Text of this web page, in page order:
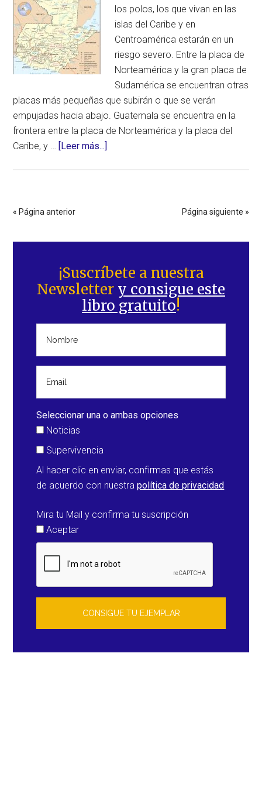
los polos, los que vivan en las
islas del Caribe y en
Centroamérica estarán en un
riesgo severo. Entre la placa de
Norteamérica y la gran placa de
Sudamérica se encuentran otras
placas más pequeñas que subirán o que se verán
empujadas hacia abajo. Guatemala se encuentra en la
frontera entre la placa de Norteamérica y la placa del
Caribe, y … [Leer más...]
los
« Página anterior Página siguiente »
lateral
principal
¡Suscríbete a nuestra
Newsletter y consigue este
libro gratuito!
Seleccionar una o ambas opciones
Noticias
Supervivencia
Al hacer clic en enviar, confirmas que estás
de acuerdo con nuestrapolítica de privacidad
Mira tu Mail y confirma tu suscripción
Aceptar